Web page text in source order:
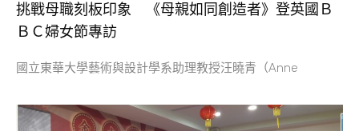
挑戰母職刻板印象 《母親如同創造者》登英國Ｂ
ＢＣ婦女節專訪
國立東華大學藝術與設計學系助理教授汪曉青（Anne